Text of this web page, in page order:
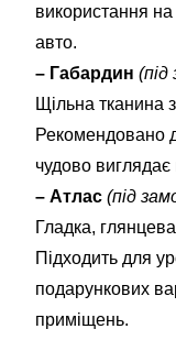
використання
авто.
– Габардин (під
Щільна тканина
Рекомендовано
чудово виглядає
– Атлас (під
Гладка,
Підходить для
подарункових
приміщень.